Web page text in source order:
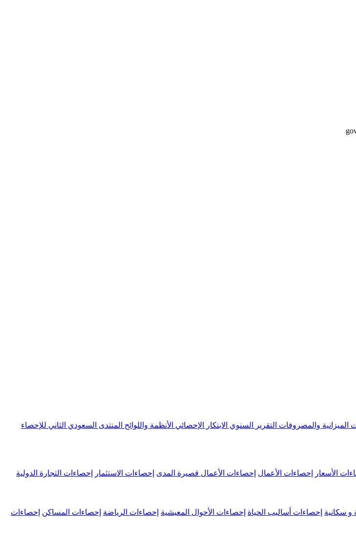
الميزانية والمصروفات التقرير السنوي الابتكار الإحصائي الأنظمة واللوائح المنتدى السعودي الثاني للإحصاء
الأسعار إحصاءات الأعمال إحصاءات الأعمال قصيرة المدى إحصاءات الاستثمار إحصاءات التجارة الدولية
و سكانية إحصاءات أساليب الحياة إحصاءات الأحوال المعيشية إحصاءات الرياضة إحصاءات المساكن إحصاءات